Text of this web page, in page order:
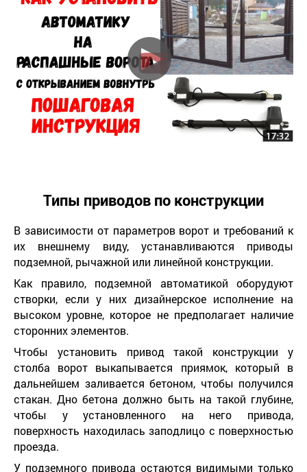
Типы приводов по конструкции
В зависимости от параметров ворот и требований к
их внешнему виду, устанавливаются приводы
подземной, рычажной или линейной конструкции.
Как правило, подземной автоматикой оборудуют
створки, если у них дизайнерское исполнение на
высоком уровне, которое не предполагает наличие
сторонних элементов.
Чтобы установить привод такой конструкции у
столба ворот выкапывается приямок, который в
дальнейшем заливается бетоном, чтобы получился
стакан. Дно бетона должно быть на такой глубине,
чтобы у установленного на него привода,
поверхность находилась заподлицо с поверхностью
проезда.
У подземного привода остаются видимыми только